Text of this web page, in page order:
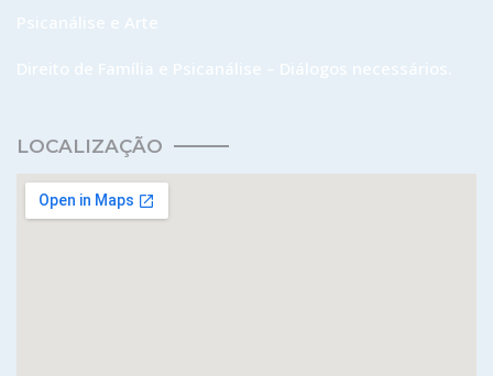
Psicanálise e Arte
Direito de Família e Psicanálise – Diálogos necessários.
LOCALIZAÇÃO